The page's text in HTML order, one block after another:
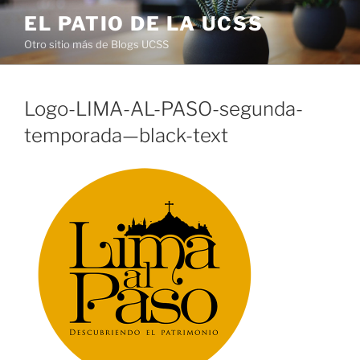
Saltar
contenido
EL PATIO DE LA UCSS
Otro sitio más de Blogs UCSS
Logo-LIMA-AL-PASO-segunda-
temporada—black-text